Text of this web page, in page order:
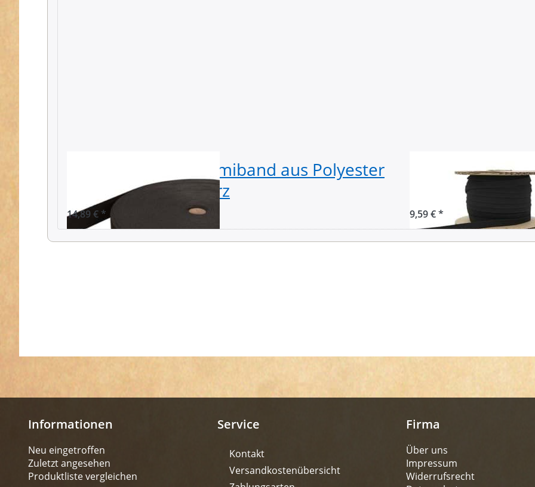
50mm breites Gummiband aus Polyester
- 25m Rolle - schwarz
14,89 € *
10mm breites
- 50m Rolle -
9,59 € *
Informationen
Neu eingetroffen
Zuletzt angesehen
Produktliste vergleichen
Service
Kontakt
Versandkostenübersicht
Firma
Über uns
Impressum
Widerrufsrecht